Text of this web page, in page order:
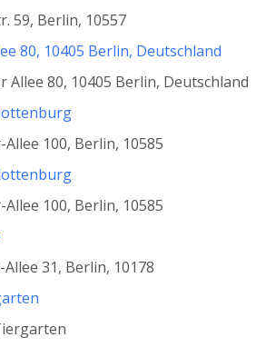
59, Berlin, 10557
80, 10405 Berlin, Deutschland
Allee 80, 10405 Berlin, Deutschland
100, Berlin, 10585
100, Berlin, 10585
31, Berlin, 10178